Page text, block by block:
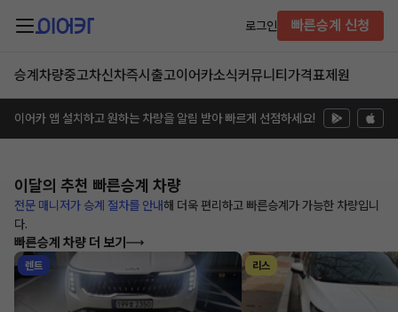
로그인 빠른승계 신청
승계차량중고차신차즉시출고이어카소식커뮤니티 가격표제원
이어카 앱 설치하고 원하는 차량을 알림 받아 빠르게 선점하세요!
이달의 추천 빠른승계 차량
전문 매니저가 승계 절차를 안내해 더욱 편리하고 빠른승계가 가능한 차량입니
다.
빠른승계 차량 더 보기
렌트 리스